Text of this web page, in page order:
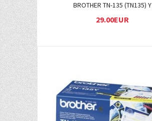
BROTHER TN-135 (TN135) Y
29.00EUR
Į KREPŠELĮ